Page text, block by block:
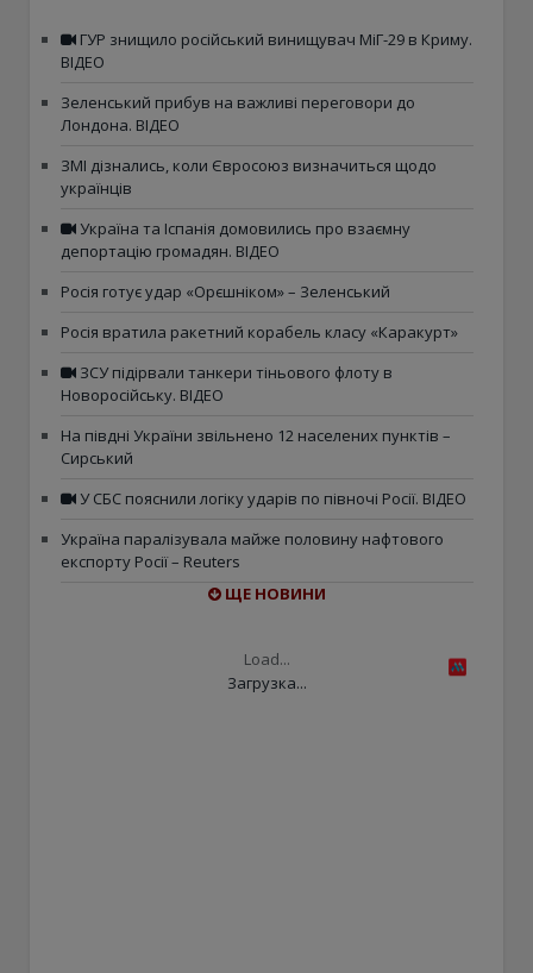
ГУР знищило російський винищувач МіГ-29 в Криму.
ВІДЕО
Зеленський прибув на важливі переговори до
Лондона. ВІДЕО
ЗМІ дізнались, коли Євросоюз визначиться щодо
українців
Україна та Іспанія домовились про взаємну
депортацію громадян. ВІДЕО
Росія готує удар «Орєшніком» – Зеленський
Росія вратила ракетний корабель класу «Каракурт»
ЗСУ підірвали танкери тіньового флоту в
Новоросійську. ВІДЕО
На півдні України звільнено 12 населених пунктів –
Сирський
У СБС пояснили логіку ударів по півночі Росії. ВІДЕО
Україна паралізувала майже половину нафтового
експорту Росії – Reuters
ЩЕ НОВИНИ
Load...
Загрузка...